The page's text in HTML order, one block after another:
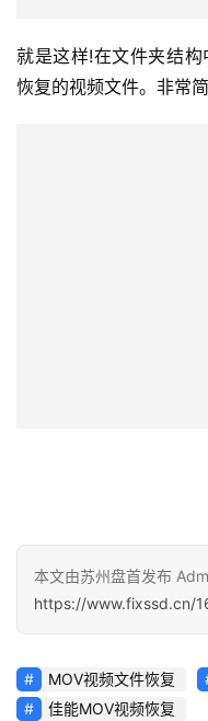
就是这样!在文件夹结
恢复的视频文件。非常
本文由苏州盘首发布
https://www.fixssd.cn/
MOV视频文件恢复
佳能MOV视频恢复